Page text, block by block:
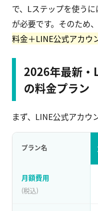
で、Lステップを使う
が必要です。そのため、
料金＋LINE公式アカウ
2026年最新・
の料金プラン
まず、LINE公式アカウ
プラン名
月額費用
(税込)